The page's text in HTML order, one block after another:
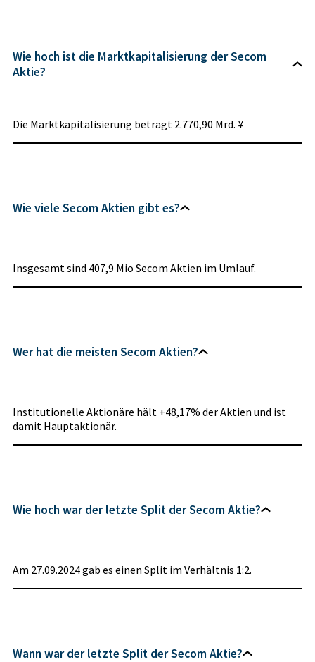
Wie hoch ist die Marktkapitalisierung der Secom
Aktie?
Die Marktkapitalisierung beträgt 2.770,90 Mrd. ¥
Wie viele Secom Aktien gibt es?
Insgesamt sind 407,9 Mio Secom Aktien im Umlauf.
Wer hat die meisten Secom Aktien?
Institutionelle Aktionäre hält +48,17% der Aktien und ist
damit Hauptaktionär.
Wie hoch war der letzte Split der Secom Aktie?
Am 27.09.2024 gab es einen Split im Verhältnis 1:2.
Wann war der letzte Split der Secom Aktie?